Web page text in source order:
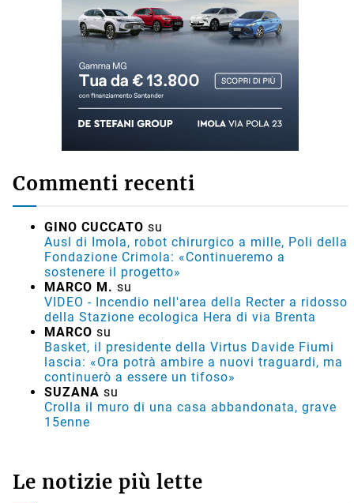
Commenti recenti
GINO CUCCATO su
Ausl di Imola, robot chirurgico a mille, Poli della
Fondazione Crimola: «Continueremo a
sostenere il progetto»
MARCO M. su
VIDEO - Incendio nell'area della Recter a ridosso
della Stazione ecologica Hera di via Brenta
MARCO su
Basket, il presidente della Virtus Davide Fiumi
lascia: «Ora potrà ambire a nuovi traguardi, ma
continuerò a essere un tifoso»
SUZANA su
Crolla il muro di una casa abbandonata, grave
15enne
Le notizie più lette